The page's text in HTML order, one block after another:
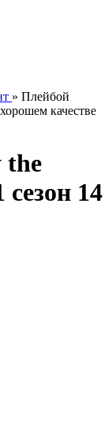
» Плейбой
качестве
the
сезон 14